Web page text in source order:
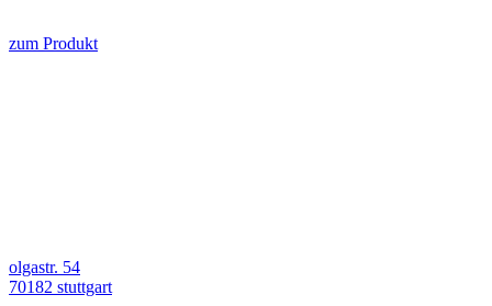
zum Produkt
olgastr. 54
70182 stuttgart